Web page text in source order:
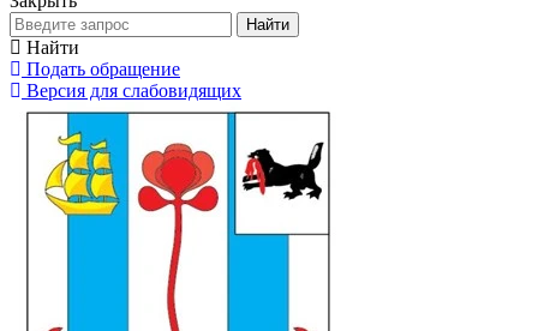
Найти
Найти
Подать обращение
Версия для слабовидящих